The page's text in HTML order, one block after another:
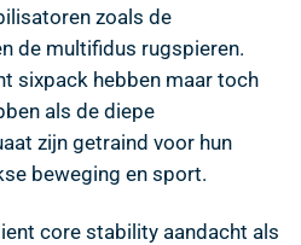
zoals de
de multifidus rugspieren.
sixpack hebben maar toch
als de diepe
zijn getraind voor hun
beweging en sport.
core stability aandacht als